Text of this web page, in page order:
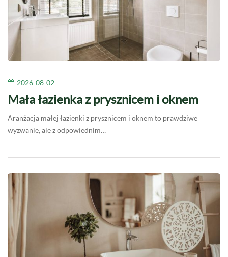
2026-08-02
Mała łazienka z prysznicem i oknem
Aranżacja małej łazienki z prysznicem i oknem to prawdziwe
wyzwanie, ale z odpowiednim…